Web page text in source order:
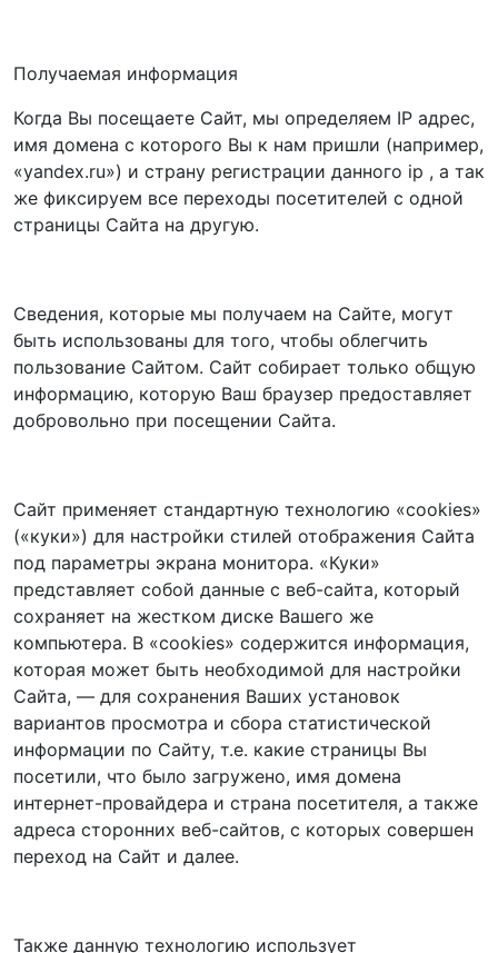
Получаемая информация
Когда Вы посещаете Сайт, мы определяем IP адрес,
имя домена с которого Вы к нам пришли (например,
«yandex.ru») и страну регистрации данного ip , а так
же фиксируем все переходы посетителей с одной
страницы Сайта на другую.
Сведения, которые мы получаем на Сайте, могут
быть использованы для того, чтобы облегчить
пользование Сайтом. Сайт собирает только общую
информацию, которую Ваш браузер предоставляет
добровольно при посещении Сайта.
Сайт применяет стандартную технологию «cookies»
(«куки») для настройки стилей отображения Сайта
под параметры экрана монитора. «Куки»
представляет собой данные с веб-сайта, который
сохраняет на жестком диске Вашего же
компьютера. В «cookies» содержится информация,
которая может быть необходимой для настройки
Сайта, — для сохранения Ваших установок
вариантов просмотра и сбора статистической
информации по Сайту, т.е. какие страницы Вы
посетили, что было загружено, имя домена
интернет-провайдера и страна посетителя, а также
адреса сторонних веб-сайтов, с которых совершен
переход на Сайт и далее.
Также данную технологию использует